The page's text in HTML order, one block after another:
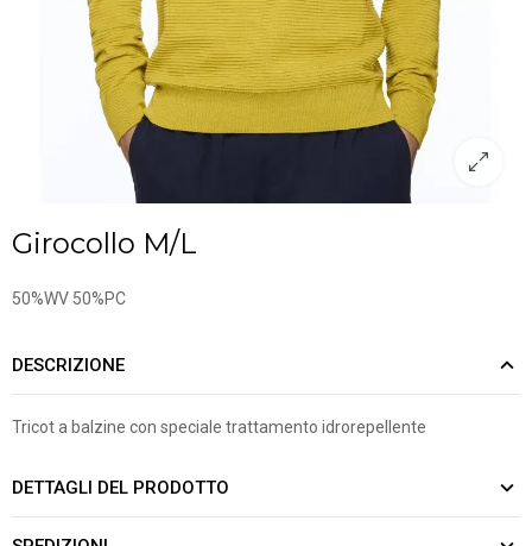
Girocollo M/L
50%WV 50%PC
DESCRIZIONE
Tricot a balzine con speciale trattamento idrorepellente
DETTAGLI DEL PRODOTTO